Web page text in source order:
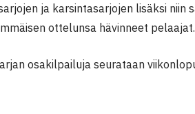
ja karsintasarjojen lisäksi niin
ottelunsa hävinneet pelaajat.
osakilpailuja seurataan